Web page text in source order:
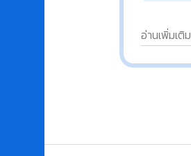
อ่านเพิ่มเติม